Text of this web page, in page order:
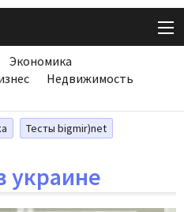
Экономика
Недвижимость
Тесты bigmir)net
украине